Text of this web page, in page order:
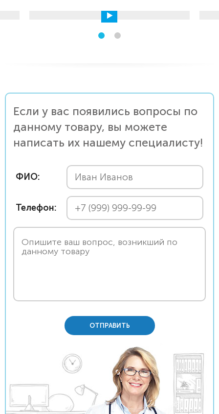
Если у вас появились вопросы по
данному товару, вы можете
написать их нашему специалисту!
ФИО:
Телефон:
ОТПРАВИТЬ